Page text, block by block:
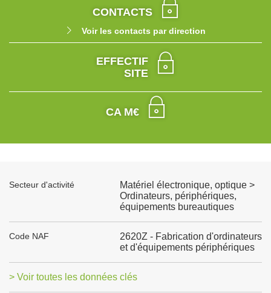
CONTACTS
Voir les contacts par direction
EFFECTIF
SITE
CA M€
Secteur d'activité
Matériel électronique, optique >
Ordinateurs, périphériques,
équipements bureautiques
Code NAF
2620Z - Fabrication d'ordinateurs
et d'équipements périphériques
> Voir toutes les données clés